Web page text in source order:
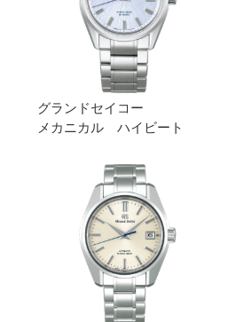
グランドセイコー
メカニカル ハイビート